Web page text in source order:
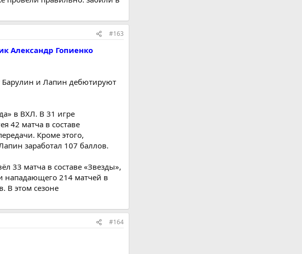
#163
Александр Гопиенко
Барулин и Лапин дебютируют
в ВХЛ. В 31 игре
42 матча в составе
Кроме этого,
заработал 107 баллов.
33 матча в составе «Звезды»,
нападающего 214 матчей в
В этом сезоне
#164